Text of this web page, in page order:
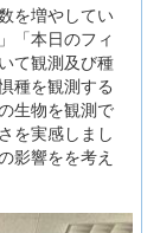
を増やしてい
「本日のフィ
て観測及び種
種を観測する
生物を観測で
を実感しまし
影響をを考え